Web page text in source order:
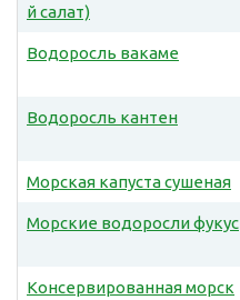
й салат)
Водоросль вакаме
Водоросль кантен
Морская капуста сушеная
Морские водоросли фукус
Консервированная морск